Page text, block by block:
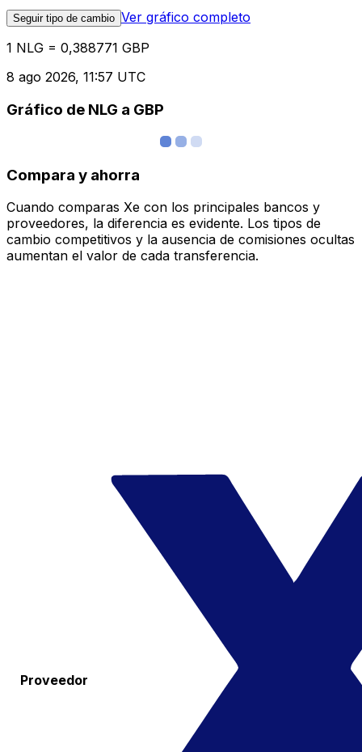
Seguir tipo de cambio Ver gráfico completo
1 NLG = 0,388771 GBP
8 ago 2026, 11:57 UTC
Gráfico de NLG a GBP
Compara y ahorra
Cuando comparas Xe con los principales bancos y
proveedores, la diferencia es evidente. Los tipos de
cambio competitivos y la ausencia de comisiones ocultas
aumentan el valor de cada transferencia.
Proveedor